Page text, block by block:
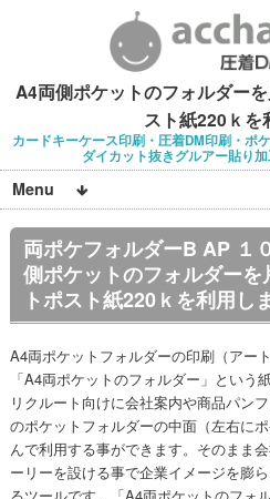
A4両側ポケットのフォルダー
スト紙220ｋを
カードキーケース印刷・圧着DM印刷・ポ
ダイカット抜きグルアー貼り
Menu
両ポケフォルダーB AP １
側ポケットのフォルダー
トポスト紙220ｋを利用し
A4両ポケットフォルダーの印刷（アー
「A4両ポケットのフォルダー」という
リクルート向けに会社案内や商品パン
のポケットフォルダーの中面（左右に
んで利用する事ができます。そのまま
ーリーを設ける事で企業イメージを膨